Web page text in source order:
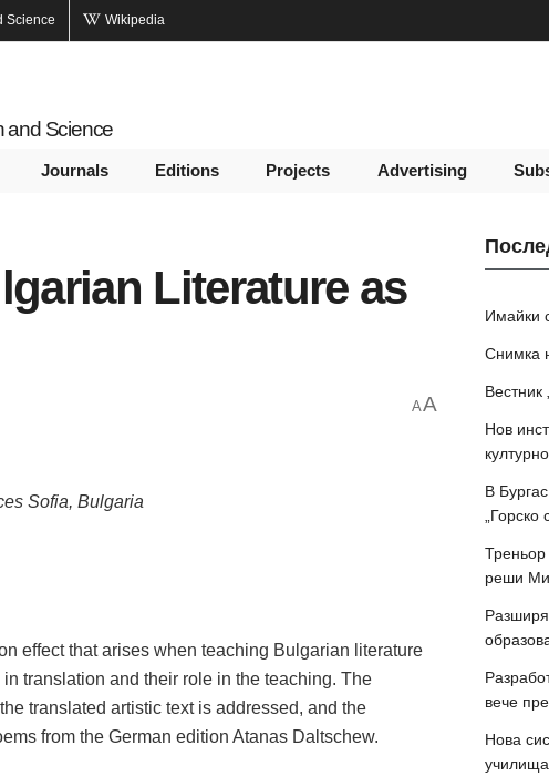
Science Wikipedia
and Science
Journals Editions Projects Advertising
Literature as
AA
Sofia, Bulgaria
effect that arises when teaching Bulgarian literature
translation and their role in the teaching. The
translated artistic text is addressed, and the
from the German edition Atanas Daltschew.
Имайки
Снимка
Вестник
Нов
В
„Горско
Треньор
реши
вече
Нова
училища